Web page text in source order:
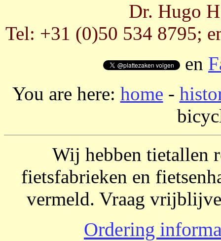
Dr. Hugo
Tel: +31 (0)50 534 8795;
en
You are here: home -
Wij hebben tietallen
fietsfabrieken en
vermeld. Vraag
Ordering